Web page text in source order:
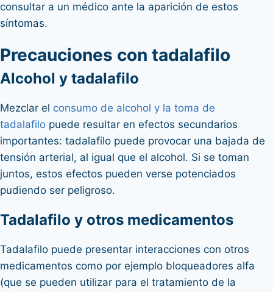
consultar a un médico ante la aparición de estos
síntomas.
Precauciones con tadalafilo
Alcohol y tadalafilo
Mezclar el consumo de alcohol y la toma de
tadalafilo puede resultar en efectos secundarios
importantes: tadalafilo puede provocar una bajada de
tensión arterial, al igual que el alcohol. Si se toman
juntos, estos efectos pueden verse potenciados
pudiendo ser peligroso.
Tadalafilo y otros medicamentos
Tadalafilo puede presentar interacciones con otros
medicamentos como por ejemplo bloqueadores alfa
(que se pueden utilizar para el tratamiento de la